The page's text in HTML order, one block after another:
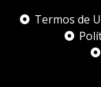
Termos de